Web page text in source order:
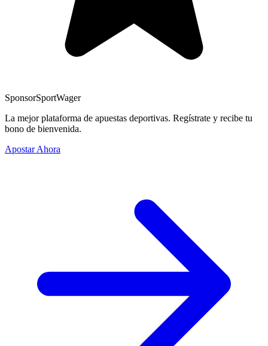
SponsorSportWager
La mejor plataforma de apuestas deportivas. Regístrate y recibe tu
bono de bienvenida.
Apostar Ahora